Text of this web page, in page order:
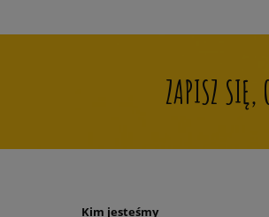
ZAPISZ
Kim jesteśmy